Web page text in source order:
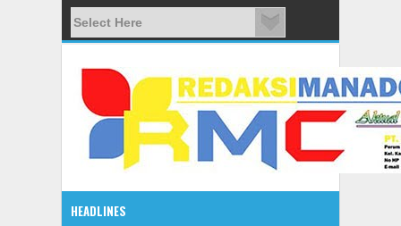
HEADLINES